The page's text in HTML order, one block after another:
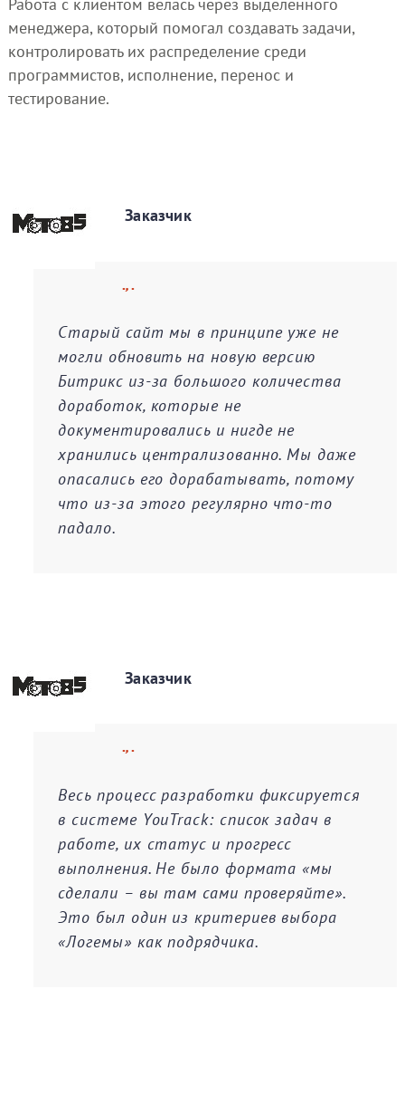
Работа с клиентом велась через выделенного
менеджера, который помогал создавать задачи,
контролировать их распределение среди
программистов, исполнение, перенос и
тестирование.
Заказчик
., .
Старый сайт мы в принципе уже не
могли обновить на новую версию
Битрикс из-за большого количества
доработок, которые не
документировались и нигде не
хранились централизованно. Мы даже
опасались его дорабатывать, потому
что из-за этого регулярно что-то
падало.
Заказчик
., .
Весь процесс разработки фиксируется
в системе YouTrack: список задач в
работе, их статус и прогресс
выполнения. Не было формата «мы
сделали – вы там сами проверяйте».
Это был один из критериев выбора
«Логемы» как подрядчика.